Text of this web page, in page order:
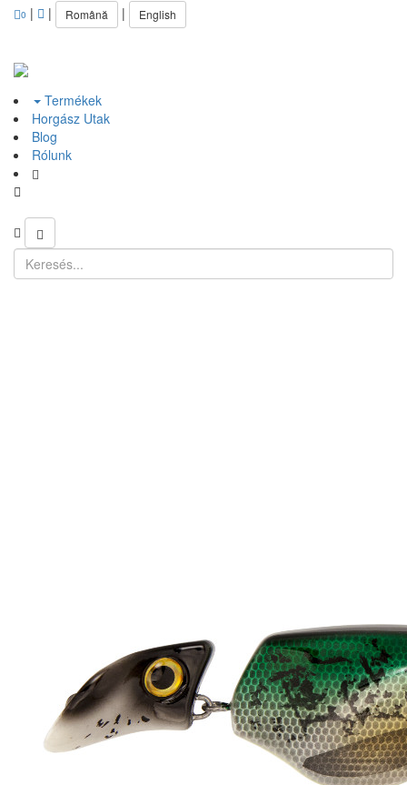
0 | | Română | English
Termékek
Horgász Utak
Blog
Rólunk